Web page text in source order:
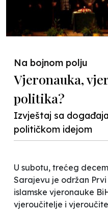
Na bojnom polju
Vjeronauka,
politika?
Izvještaj sa
političkom idejom
U subotu, trećeg
Sarajevu je održan
islamske vjeronauke
vjeroučitelje i